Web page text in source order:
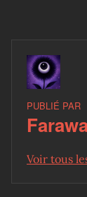
PUBLIÉ PAR
Voir tous